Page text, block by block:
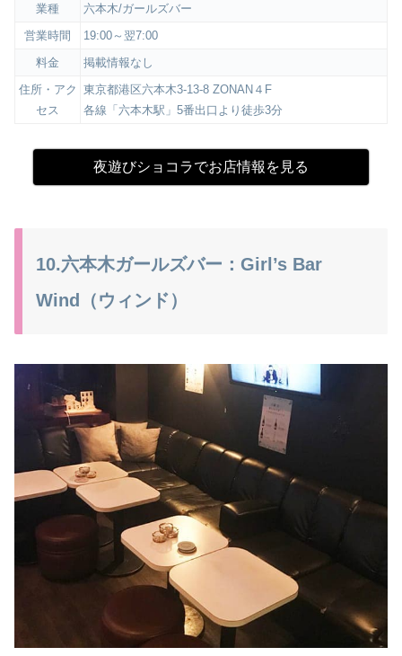
業種
六本木/ガールズバー
営業時間
19:00～翌7:00
料金
掲載情報なし
住所・アク
セス
東京都港区六本木3-13-8 ZONAN４F
各線「六本木駅」5番出口より徒歩3分
夜遊びショコラでお店情報を見る
10.六本木ガールズバー：Girl’s Bar
Wind（ウィンド）